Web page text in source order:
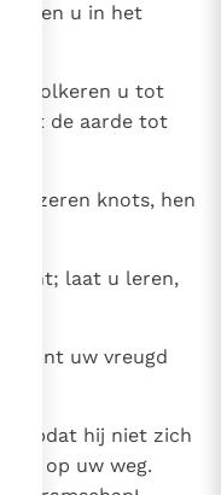
een gave als
ons de noodzaak om
belangrijke
Rooms
beschikbaar
donaties.
heden u in het
volkeren u tot
de aarde tot
ijzeren knots, hen
laat u leren,
uw vreugd
opdat hij niet zich
op uw weg.